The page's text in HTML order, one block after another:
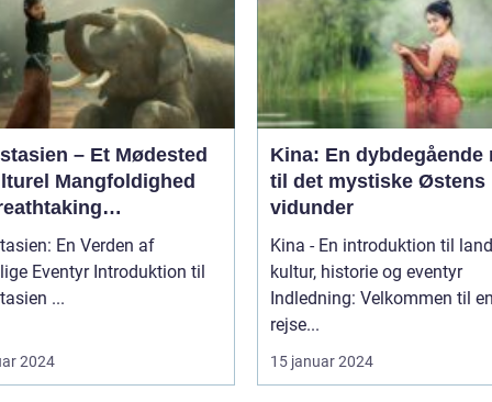
– Et Mødested
Mangfoldighed
En Verden af
Introduktion til
Sydøstasien ...
2024
Kina: En dybdegående
til det mystiske Østens
vidunder
Kina - En introduktion til
kultur, historie og eventyr
Indledning: Velkommen til
rejse...
15 januar 2024